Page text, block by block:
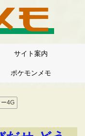
サイト案内
ポケモンメモ
4G